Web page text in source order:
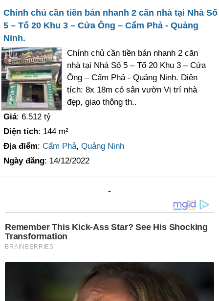
Chính chủ cần tiền bán nhanh 2 căn nhà tại Nhà Số
5 – Tổ 20 Khu 3 – Cửa Ông – Cẩm Phả - Quảng
Ninh.
Chính chủ cần tiền bán nhanh 2 căn
nhà tại Nhà Số 5 – Tổ 20 Khu 3 – Cửa
Ông – Cẩm Phả - Quảng Ninh. Diện
tích: 8x 18m có sân vườn Vị trí nhà
đẹp, giao thông th..
Giá: 6.512 tỷ
Diện tích: 144 m²
Địa điểm:Cẩm Phả,Quảng Ninh
Ngày đăng: 14/12/2022